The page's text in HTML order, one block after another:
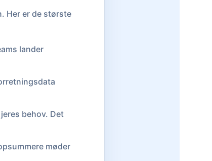
Her er de største
lander
behov. Det
møder